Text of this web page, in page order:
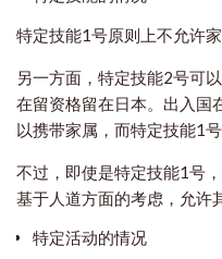
特定技能1号原则上不允许家
另一方面，特定技能2号可
在留资格留在日本。出入国
以携带家属，而特定技能1
不过，即使是特定技能1号
基于人道方面的考虑，允许
特定活动的情况